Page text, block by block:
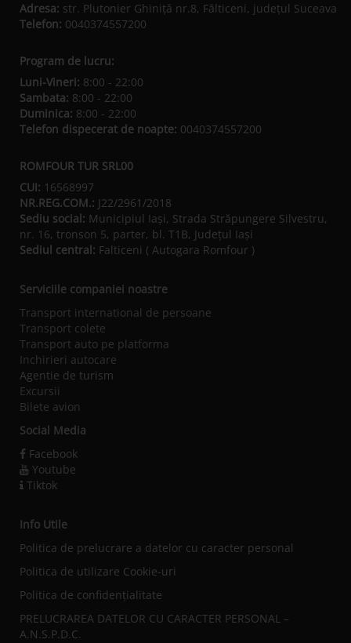
Adresa: str. Plutonier Ghiniţă nr.8, Fălticeni, judeţul Suceava
Telefon: 0040374557200
Program de lucru:
Luni-Vineri: 8:00 - 22:00
Sambata: 8:00 - 22:00
Duminica: 8:00 - 22:00
Telefon dispecerat de noapte: 0040374557200
ROMFOUR TUR SRL00
CUI: 16568997
NR.REG.COM.: J22/2961/2018
Sediu social: Municipiul Iaşi, Strada Străpungere Silvestru,
nr. 16, tronson 5, parter, bl. T1B, Județul Iaşi
Sediul central: Falticeni ( Autogara Romfour )
Serviciile companiei noastre
Transport international de persoane
Transport colete
Transport auto pe platforma
Inchirieri autocare
Agentie de turism
Excursii
Bilete avion
Social Media
Facebook
Youtube
Tiktok
Info Utile
Politica de prelucrare a datelor cu caracter personal
Politica de utilizare Cookie-uri
Politica de confidențialitate
PRELUCRAREA DATELOR CU CARACTER PERSONAL –
A.N.S.P.D.C.